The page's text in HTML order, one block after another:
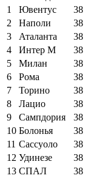
1
Ювентус 38
2
Наполи 38
3
Аталанта 38
4
Интер М 38
5
Милан 38
6
Рома 38
7
Торино 38
8
Лацио 38
9
Сампдория 38
10 Болонья 38
11 Сассуоло 38
12 Удинезе 38
13 СПАЛ 38